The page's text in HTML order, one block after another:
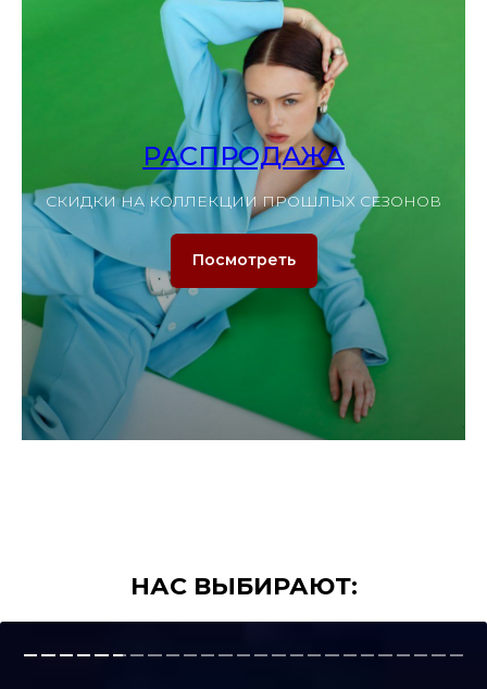
РАСПРОДАЖА
СКИДКИ НА КОЛЛЕКЦИИ ПРОШЛЫХ СЕЗОНОВ
Посмотреть
НАС ВЫБИРАЮТ: